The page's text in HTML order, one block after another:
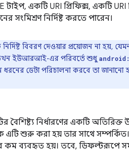
টাইপ, একটি URI প্রিফিক্স, একটি
সংমিশ্রণ নির্দিষ্ট করতে পারেন।
বিবরণ দেওয়ার প্রয়োজন না হয়,
তখন ইউআরআই-এর পরিবর্তে শুধু
ডেটা পরিচালনা করবে তা জানানো
বৈশিষ্ট্য নির্ধারণের একটি
এটি শুরু করা হয় তার সাথে সম্পর্কিত।
কম ব্যবহৃত হয়। তবে, ডিফল্টরূপে